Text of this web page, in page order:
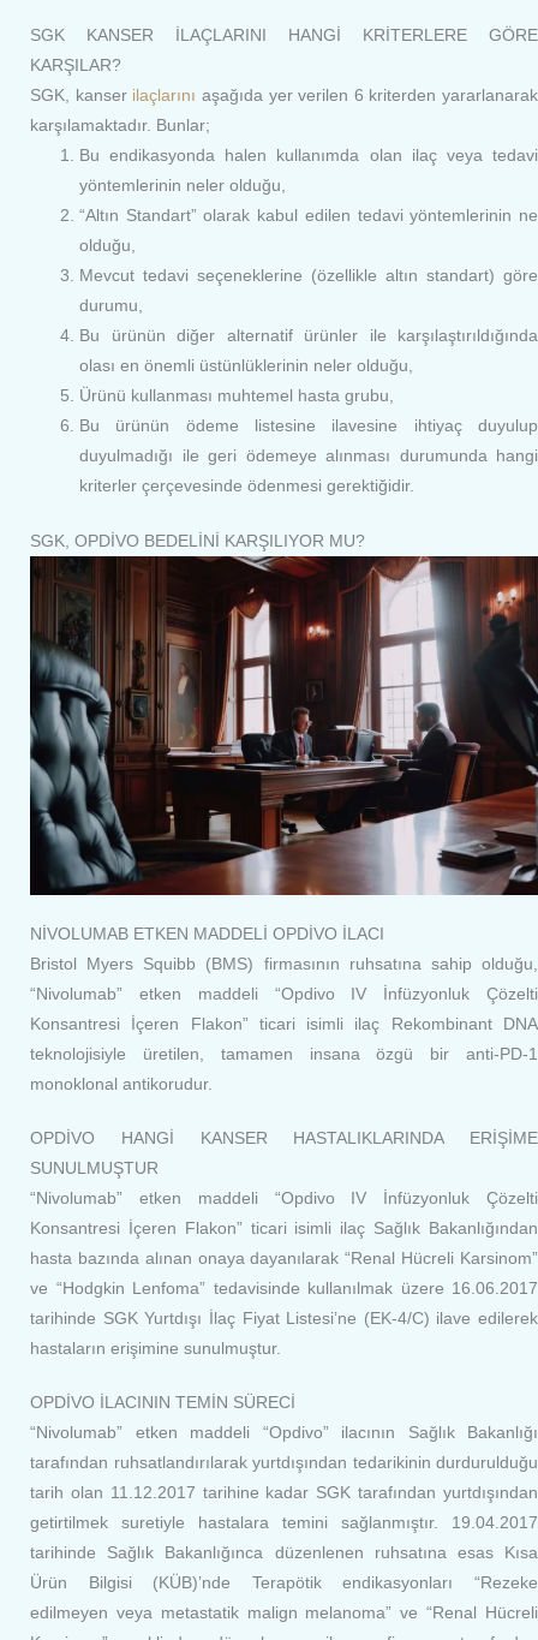
SGK KANSER İLAÇLARINI HANGİ KRİTERLERE GÖRE
KARŞILAR?
SGK, kanser ilaçlarını aşağıda yer verilen 6 kriterden yararlanarak
karşılamaktadır. Bunlar;
Bu endikasyonda halen kullanımda olan ilaç veya tedavi
yöntemlerinin neler olduğu,
“Altın Standart” olarak kabul edilen tedavi yöntemlerinin ne
olduğu,
Mevcut tedavi seçeneklerine (özellikle altın standart) göre
durumu,
Bu ürünün diğer alternatif ürünler ile karşılaştırıldığında
olası en önemli üstünlüklerinin neler olduğu,
Ürünü kullanması muhtemel hasta grubu,
Bu ürünün ödeme listesine ilavesine ihtiyaç duyulup
duyulmadığı ile geri ödemeye alınması durumunda hangi
kriterler çerçevesinde ödenmesi gerektiğidir.
SGK, OPDİVO BEDELİNİ KARŞILIYOR MU?
NİVOLUMAB ETKEN MADDELİ OPDİVO İLACI
Bristol Myers Squibb (BMS) firmasının ruhsatına sahip olduğu,
“Nivolumab” etken maddeli “Opdivo IV İnfüzyonluk Çözelti
Konsantresi İçeren Flakon” ticari isimli ilaç Rekombinant DNA
teknolojisiyle üretilen, tamamen insana özgü bir anti-PD-1
monoklonal antikorudur.
OPDİVO HANGİ KANSER HASTALIKLARINDA ERİŞİME
SUNULMUŞTUR
“Nivolumab” etken maddeli “Opdivo IV İnfüzyonluk Çözelti
Konsantresi İçeren Flakon” ticari isimli ilaç Sağlık Bakanlığından
hasta bazında alınan onaya dayanılarak “Renal Hücreli Karsinom”
ve “Hodgkin Lenfoma” tedavisinde kullanılmak üzere 16.06.2017
tarihinde SGK Yurtdışı İlaç Fiyat Listesi’ne (EK-4/C) ilave edilerek
hastaların erişimine sunulmuştur.
OPDİVO İLACININ TEMİN SÜRECİ
“Nivolumab” etken maddeli “Opdivo” ilacının Sağlık Bakanlığı
tarafından ruhsatlandırılarak yurtdışından tedarikinin durdurulduğu
tarih olan 11.12.2017 tarihine kadar SGK tarafından yurtdışından
getirtilmek suretiyle hastalara temini sağlanmıştır. 19.04.2017
tarihinde Sağlık Bakanlığınca düzenlenen ruhsatına esas Kısa
Ürün Bilgisi (KÜB)’nde Terapötik endikasyonları “Rezeke
edilmeyen veya metastatik malign melanoma” ve “Renal Hücreli